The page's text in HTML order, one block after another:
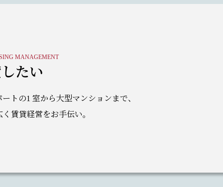
MANAGEMENT
たい
ートの1 室から大型マンションまで、
く賃貸経営をお手伝い。